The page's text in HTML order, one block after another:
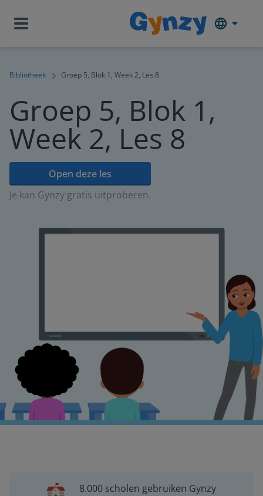
Bibliotheek Groep 5, Blok 1, Week 2, Les 8
Groep 5, Blok 1,
Week 2, Les 8
Open deze les
Je kan Gynzy gratis uitproberen.
8.000 scholen gebruiken Gynzy